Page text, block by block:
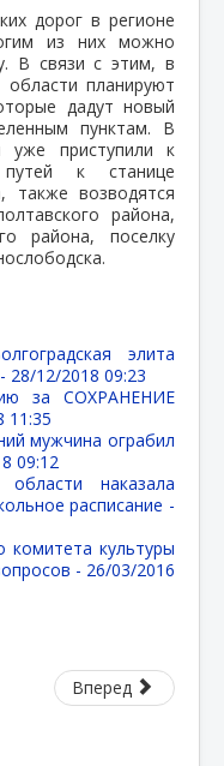
дорог в регионе
из них можно
В связи с этим, в
области планируют
дадут новый
пунктам. В
уже приступили к
путей к станице
также возводятся
района,
района, поселку
элита
28/12/2018 09:23
за СОХРАНЕНИЕ
11:35
мужчина ограбил
09:12
области наказала
расписание -
комитета культуры
- 26/03/2016
Вперед